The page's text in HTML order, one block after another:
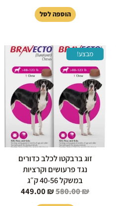
הוספה לסל
מבצע!
זוג ברבקטו לכלב כדורים
נגד פרעושים וקרציות
במשקל 40-56 ק״ג
580.00₪
המחיר
המקורי
היה:
580.00 ₪.
449.00 ₪
המחיר
הנוכחי
הוא: